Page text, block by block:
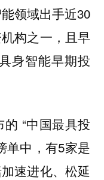
领域出手近30
构之一，且早
身智能早期投
“中国最具投
单中，有5家是
速进化、松延